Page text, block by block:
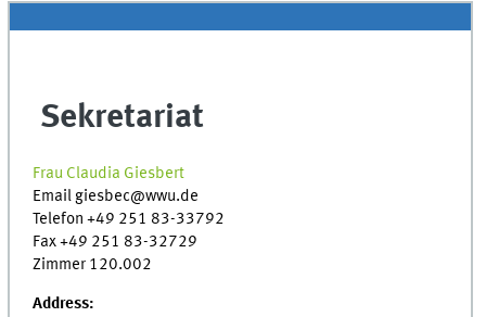
Sekretariat
Frau Claudia Giesbert
Email giesbec@wwu.de
Telefon +49 251 83-33792
Fax +49 251 83-32729
Zimmer 120.002
Address: